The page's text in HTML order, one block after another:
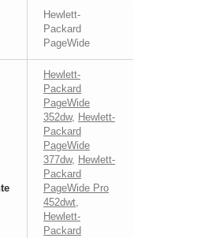
Hewlett-
Packard
PageWide
Hewlett-
Packard
PageWide
352dw, Hewlett-
Packard
PageWide
377dw, Hewlett-
Packard
PageWide Pro
452dwt,
Hewlett-
Packard